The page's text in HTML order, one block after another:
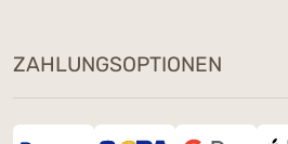
ZAHLUNGSOPTIONEN